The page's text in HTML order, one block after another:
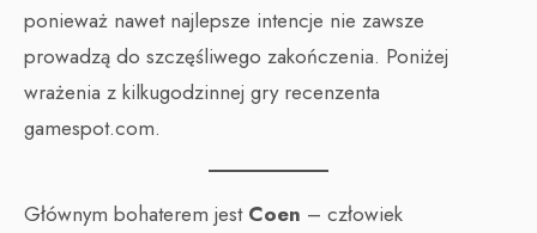
ponieważ nawet najlepsze intencje nie zawsze
prowadzą do szczęśliwego zakończenia. Poniżej
wrażenia z kilkugodzinnej gry recenzenta
gamespot.com.
Głównym bohaterem jest Coen – człowiek